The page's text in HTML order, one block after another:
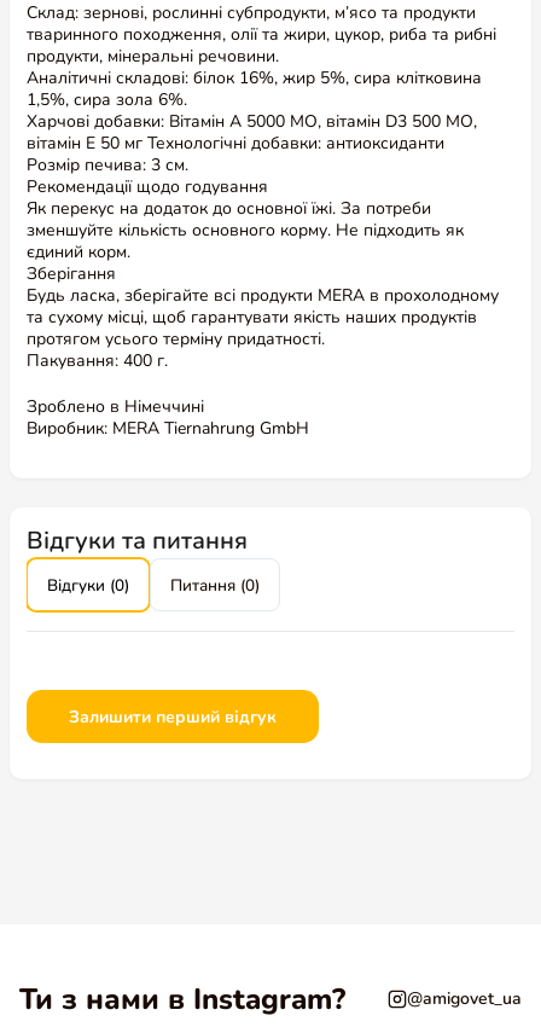
Склад: зернові, рослинні субпродукти, м’ясо та продукти
тваринного походження, олії та жири, цукор, риба та рибні
продукти, мінеральні речовини.
Аналітичні складові: білок 16%, жир 5%, сира клітковина
1,5%, сира зола 6%.
Харчові добавки: Вітамін А 5000 МО, вітамін D3 500 МО,
вітамін Е 50 мг Технологічні добавки: антиоксиданти
Розмір печива: 3 см.
Рекомендації щодо годування
Як перекус на додаток до основної їжі. За потреби
зменшуйте кількість основного корму. Не підходить як
єдиний корм.
Зберігання
Будь ласка, зберігайте всі продукти MERA в прохолодному
та сухому місці, щоб гарантувати якість наших продуктів
протягом усього терміну придатності.
Пакування: 400 г.
Зроблено в Німеччині
Виробник: MERA Tiernahrung GmbH
Відгуки та питання
Відгуки (0) Питання (0)
Залишити перший відгук
Ти з нами в Instagram? @amigovet_ua